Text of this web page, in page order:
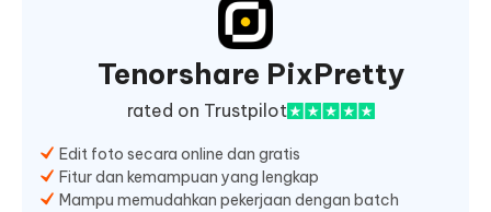
Tenorshare PixPretty
rated on Trustpilot
Edit foto secara online dan gratis
Fitur dan kemampuan yang lengkap
Mampu memudahkan pekerjaan dengan batch